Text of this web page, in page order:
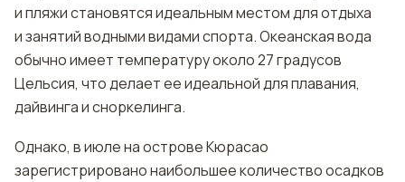
и пляжи становятся идеальным местом для отдыха
и занятий водными видами спорта. Океанская вода
обычно имеет температуру около 27 градусов
Цельсия, что делает ее идеальной для плавания,
дайвинга и сноркелинга.
Однако, в июле на острове Кюрасао
зарегистрировано наибольшее количество осадков